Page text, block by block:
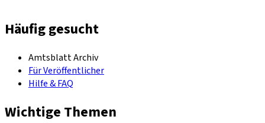
Häufig gesucht
Amtsblatt Archiv
Für Veröffentlicher
Hilfe & FAQ
Wichtige Themen